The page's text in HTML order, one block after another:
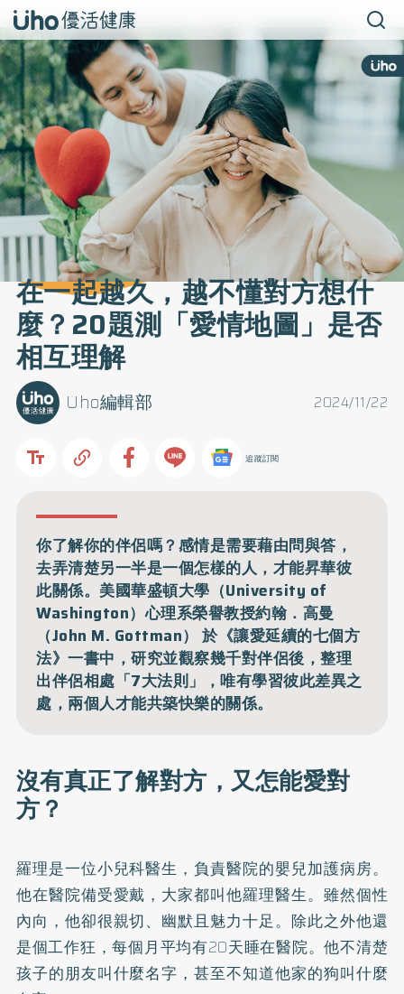
在一起越久，越不懂對方想什
麼？20題測「愛情地圖」是否
相互理解
2024/11/22
Uho編輯部
追蹤訂閱
你了解你的伴侶嗎？感情是需要藉由問與答，
去弄清楚另一半是一個怎樣的人，才能昇華彼
此關係。美國華盛頓大學（University of
Washington）心理系榮譽教授約翰．高曼
（John M. Gottman） 於《讓愛延續的七個方
法》一書中，研究並觀察幾千對伴侶後，整理
出伴侶相處「7大法則」，唯有學習彼此差異之
處，兩個人才能共築快樂的關係。
沒有真正了解對方，又怎能愛對
方？
羅理是一位小兒科醫生，負責醫院的嬰兒加護病房。
他在醫院備受愛戴，大家都叫他羅理醫生。雖然個性
內向，他卻很親切、幽默且魅力十足。除此之外他還
是個工作狂，每個月平均有20天睡在醫院。他不清楚
孩子的朋友叫什麼名字，甚至不知道他家的狗叫什麼